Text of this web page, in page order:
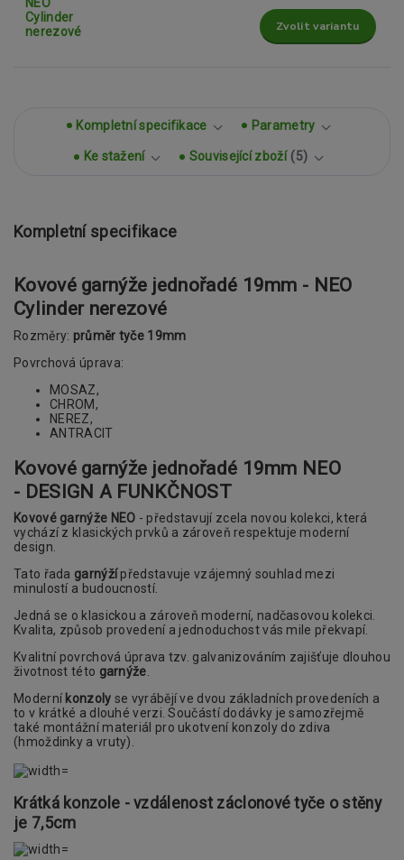
Zvolit variantu
Kompletní specifikace Parametry
Ke stažení Související zboží 5
Kompletní specifikace
Kovové garnýže jednořadé 19mm - NEO
Cylinder nerezové
Rozměry: průměr tyče 19mm
Povrchová úprava:
MOSAZ,
CHROM,
NEREZ,
ANTRACIT
Kovové garnýže jednořadé 19mm NEO
- DESIGN A FUNKČNOST
Kovové garnýže NEO - představují zcela novou kolekci, která
vychází z klasických prvků a zároveň respektuje moderní
design.
Tato řada garnýžípředstavuje vzájemný souhlad mezi
minulostí a budoucností.
Jedná se o klasickou a zároveň moderní, nadčasovou kolekci.
Kvalita, způsob provedení a jednoduchost vás mile překvapí.
Kvalitní povrchová úprava tzv. galvanizováním zajišťuje dlouhou
životnost této garnýže.
Moderní konzoly se vyrábějí ve dvou základních provedeních a
to v krátké a dlouhé verzi. Součástí dodávky je samozřejmě
také montážní materiál pro ukotvení konzoly do zdiva
(hmoždinky a vruty).
Krátká konzole - vzdálenost záclonové tyče o stěny
je 7,5cm